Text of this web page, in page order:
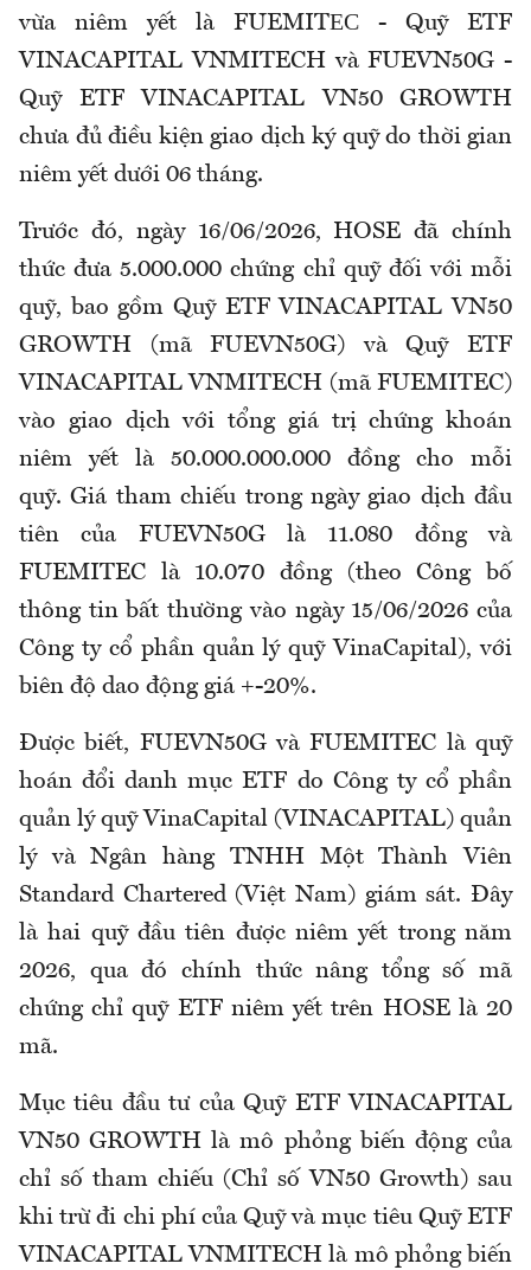
vừa niêm yết là FUEMITЕС - Quỹ ETF
VINACAPITAL VNMITECH và FUEVN50G -
Quỹ ETF VINACAPITAL VN50 GROWTH
chưa đủ điều kiện giao dịch ký quỹ do thời gian
niêm yết dưới 06 tháng.
Trước đó, ngày 16/06/2026, HOSE đã chính
thức đưa 5.000.000 chứng chỉ quỹ đối với mỗi
quỹ, bao gồm Quỹ ETF VINACAPITAL VN50
GROWTH (mã FUEVN50G) và Quỹ ETF
VINACAPITAL VNMITECH (mã FUEMITEC)
vào giao dịch với tổng giá trị chứng khoán
niêm yết là 50.000.000.000 đồng cho mỗi
quỹ. Giá tham chiếu trong ngày giao dịch đầu
tiên của FUEVN50G là 11.080 đồng và
FUEMITEC là 10.070 đồng (theo Công bố
thông tin bất thường vào ngày 15/06/2026 của
Công ty cổ phần quản lý quỹ VinaCapital), với
biên độ dao động giá +-20%.
Được biết, FUEVN50G và FUEMITEC là quỹ
hoán đổi danh mục ETF do Công ty cổ phần
quản lý quỹ VinaCapital (VINACAPITAL) quản
lý và Ngân hàng TNHH Một Thành Viên
Standard Chartered (Việt Nam) giám sát. Đây
là hai quỹ đầu tiên được niêm yết trong năm
2026, qua đó chính thức nâng tổng số mã
chứng chỉ quỹ ETF niêm yết trên HOSE là 20
mã.
Mục tiêu đầu tư của Quỹ ETF VINACAPITAL
VN50 GROWTH là mô phỏng biến động của
chỉ số tham chiếu (Chỉ số VN50 Growth) sau
khi trừ đi chi phí của Quỹ và mục tiêu Quỹ ETF
VINACAPITAL VNMITECH là mô phỏng biến